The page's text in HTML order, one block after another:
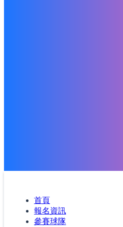
首頁
報名資訊
參賽球隊